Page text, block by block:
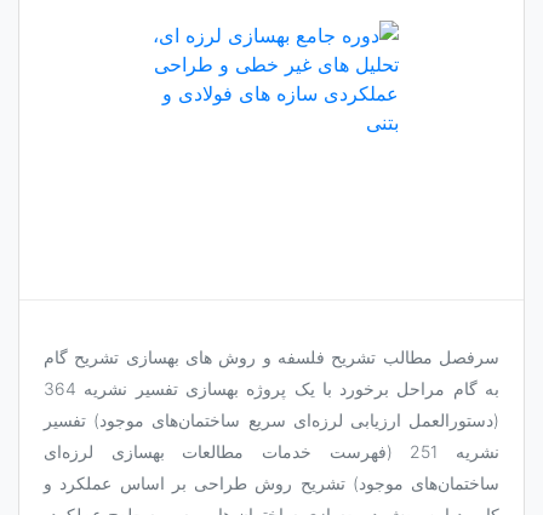
سرفصل مطالب تشریح فلسفه و روش های بهسازی تشریح گام
به گام مراحل برخورد با یک پروژه بهسازی تفسیر نشریه 364
(دستورالعمل ارزیابی لرزه‌ای سریع ساختمان‌های موجود) تفسیر
نشریه 251 (فهرست خدمات مطالعات بهسازی لرزه‌ای
ساختمان‌های موجود) تشریح روش طراحی بر اساس عملکرد و